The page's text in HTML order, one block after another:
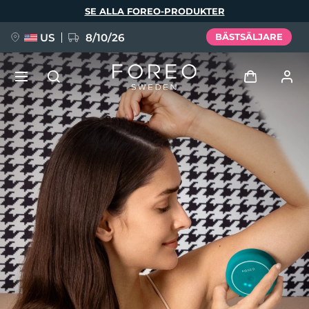
SE ALLA FOREO-PRODUKTER
US 8/10/26 BÄSTSÄLJARE
Logga in
Användarprofil
Mina enheter
Mina beställningar
Mina adresser
Mina prenumerationer
NYHET
FAQ™ Pure Beauty-Tech Elixir
BREAKING NEWS
issa™ Teeth Whitening Set
Språk
English Deutsch
Español
Français
Italiano
Português
Polski
Svenska
Русский
Türkçe
简体中文 繁體中文